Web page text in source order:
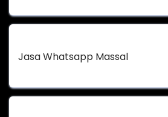
Jasa Whatsapp Massal